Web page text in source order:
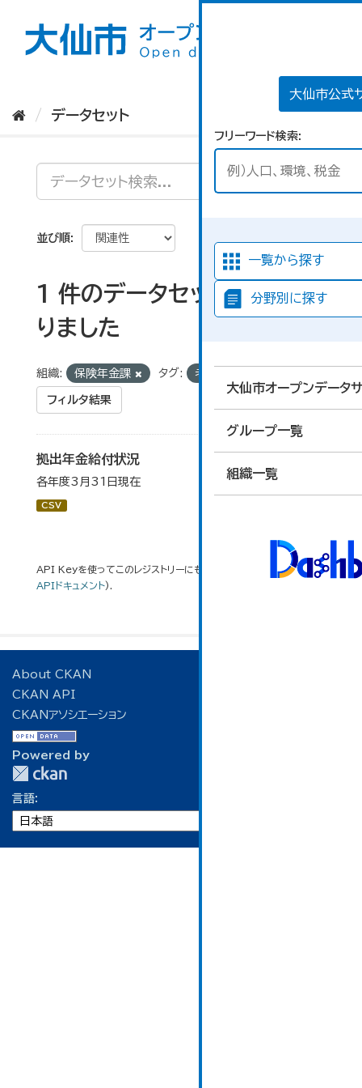
大仙市公式
フリーワード検索
一覧から探す
分野別に探す
大仙市オープンデータ
グループ一覧
組織一覧
データセット
並び順
1 件のデータセットが見つか
りました
組織: 保険年金課 タグ: 老齢基礎
フィルタ結果
拠出年金給付状況
各年度3月31日現在
CSV
API Keyを使ってこのレジストリーにもアクセス可能ですAPI(see
APIドキュメント).
About CKAN
CKAN API
CKANアソシエーション
Powered by
言語